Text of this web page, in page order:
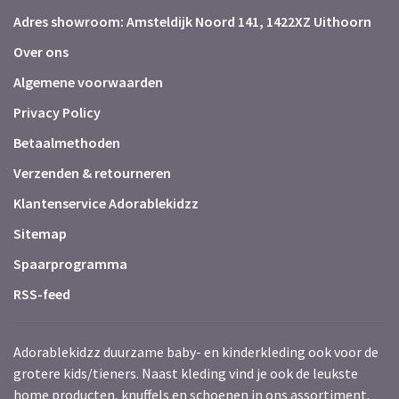
Adres showroom: Amsteldijk Noord 141, 1422XZ Uithoorn
Over ons
Algemene voorwaarden
Privacy Policy
Betaalmethoden
Verzenden & retourneren
Klantenservice Adorablekidzz
Sitemap
Spaarprogramma
RSS-feed
Adorablekidzz duurzame baby- en kinderkleding ook voor de
grotere kids/tieners. Naast kleding vind je ook de leukste
home producten, knuffels en schoenen in ons assortiment.